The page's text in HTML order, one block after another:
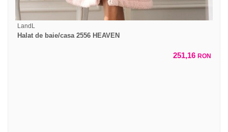
LandL
Halat de baie/casa 2556 HEAVEN
251,16 RON